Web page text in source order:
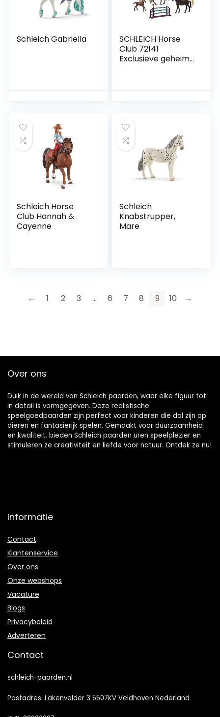
Schleich Gabriella
SCHLEICH Horse
Club 72141
Exclusieve geheime
Schleich Horse
Club Hannah &
Cayenne
Schleich
Knabstrupper,
Mare
← 1 2 3 … 6 7 8 9 10 →
Over ons
Duik in de wereld van Schleich paarden, waar elke figuur tot
in detail is vormgegeven. Deze realistische
speelgoedpaarden zijn perfect voor kinderen die dol zijn op
dieren en fantasierijk spelen. Gemaakt voor duurzaamheid
en kwaliteit, bieden Schleich paarden uren speelplezier en
stimuleren ze creativiteit en liefde voor natuur. Ontdek ze nu!
Informatie
Contact
Klantenservice
Over ons
Onze webshops
Vacature
Blogs
Privacybeleid
Adverteren
Contact
schleich-paarden.nl
Postadres: Lakenvelder 3 5507KV Veldhoven Nederland